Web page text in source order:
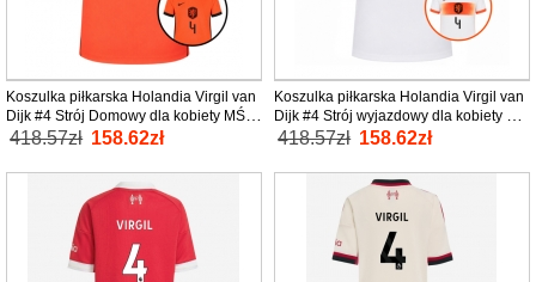
Koszulka piłkarska Holandia Virgil van
Dijk #4 Strój Domowy dla kobiety MŚ
2026 tanio Krótki Rękaw
418.57zł 158.62zł
Koszulka piłkarska Holandia Virgil van
Dijk #4 Strój wyjazdowy dla kobiety MŚ
2026 tanio Krótki Rękaw
418.57zł 158.62zł